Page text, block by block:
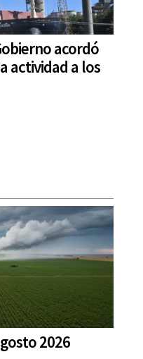
acordó
actividad a los
2026